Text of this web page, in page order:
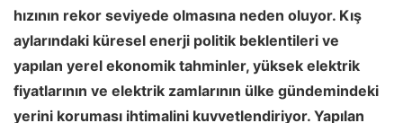
hızının rekor seviyede olmasına neden oluyor. Kış
aylarındaki küresel enerji politik beklentileri ve
yapılan yerel ekonomik tahminler, yüksek elektrik
fiyatlarının ve elektrik zamlarının ülke gündemindeki
yerini koruması ihtimalini kuvvetlendiriyor. Yapılan